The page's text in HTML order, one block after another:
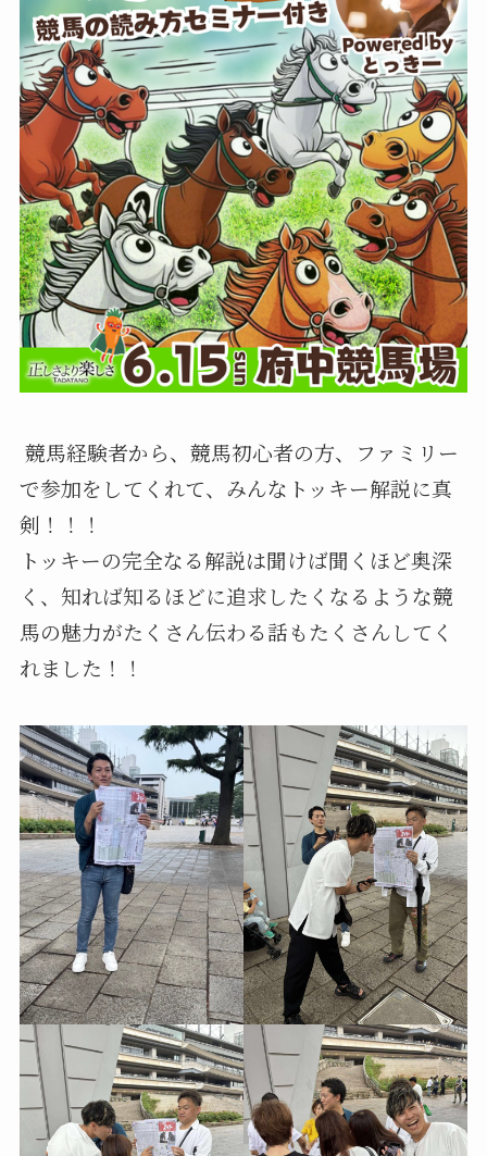
競馬経験者から、競馬初心者の方、ファミリー
で参加をしてくれて、みんなトッキー解説に真
剣！！！
トッキーの完全なる解説は聞けば聞くほど奥深
く、知れば知るほどに追求したくなるような競
馬の魅力がたくさん伝わる話もたくさんしてく
れました！！